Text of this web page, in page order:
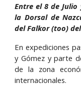
Entre el 8 de
la Dorsal de
del Falkor (too)
En expediciones
y Gómez y parte
de la zona
internacionales.